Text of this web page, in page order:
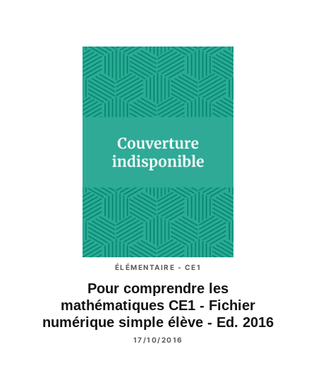
ÉLÉMENTAIRE - CE1
Pour comprendre les
mathématiques CE1 - Fichier
numérique simple élève - Ed. 2016
17/10/2016